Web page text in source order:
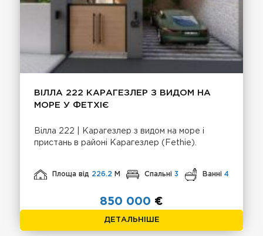
ВІЛЛА 222 КАРАГЕЗЛЕР З ВИДОМ НА
МОРЕ У ФЕТХІЄ
Вілла 222 | Карагезлер з видом на море і
пристань в районі Карагезлер (Fethie).
Площа від 226.2 М Спальні 3 Ванні 4
850 000 €
ДЕТАЛЬНІШЕ